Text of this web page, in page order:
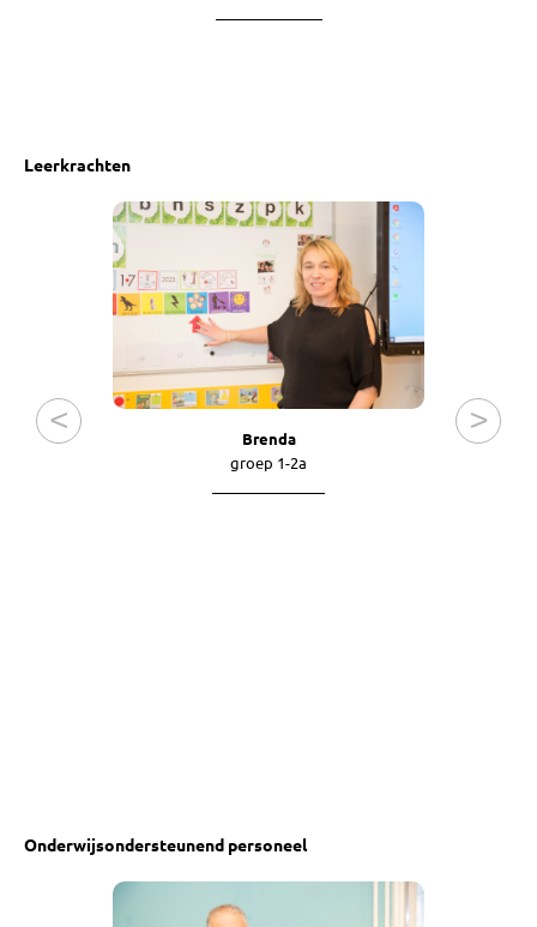
Leerkrachten
Brenda
groep 1-2a
Onderwijsondersteunend personeel